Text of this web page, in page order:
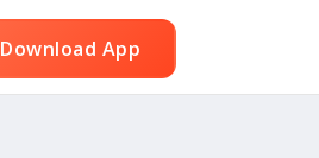
Download App